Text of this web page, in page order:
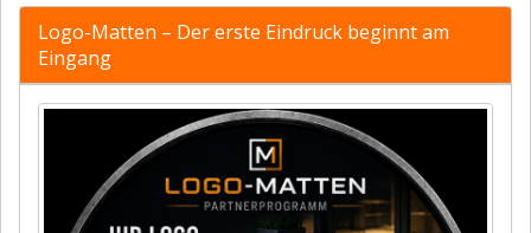
Logo-Matten – Der erste Eindruck beginnt am
Eingang